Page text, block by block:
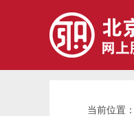
当前位置：